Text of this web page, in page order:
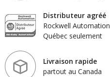
Distributeur agréé
Rockwell Automation
Québec seulement
Livraison rapide
partout au Canada